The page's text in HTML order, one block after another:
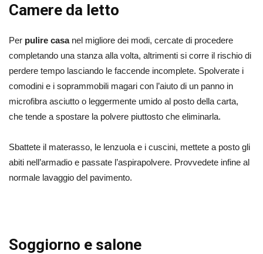
Camere da letto
Per pulire casanel migliore dei modi, cercate di procedere
completando una stanza alla volta, altrimenti si corre il rischio di
perdere tempo lasciando le faccende incomplete. Spolverate i
comodini e i soprammobili magari con l’aiuto di un panno in
microfibra asciutto o leggermente umido al posto della carta,
che tende a spostare la polvere piuttosto che eliminarla.
Sbattete il materasso, le lenzuola e i cuscini, mettete a posto gli
abiti nell’armadio e passate l’aspirapolvere. Provvedete infine al
normale lavaggio del pavimento.
Soggiorno e salone